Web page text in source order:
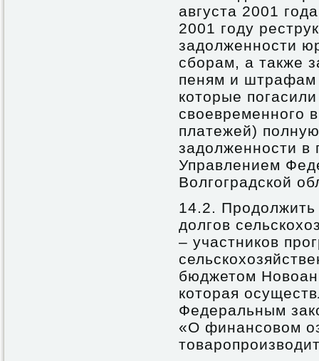
августа 2001
2001 году
задолженности
сборам, а также
пеням и
которые
своевременного
платежей)
задолженности в
Управлением
Волгоградской
14.2. Продолжить
долгов
– участников
бюджетом
которая
Федеральным
«О финансовом